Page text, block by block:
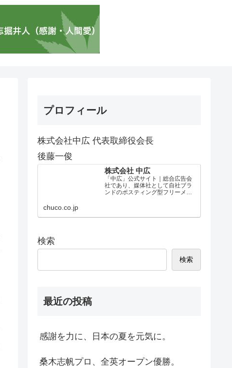
プロフィール
株式会社中広 代表取締役会長
後藤一俊
株式会社 中広
「中広」公式サイト｜総合広告会
社であり、媒体社として自社ブラ
ンドのポスティング型フリーメデ
chuco.co.jp
検索
検索
最近の投稿
感謝を力に、日本の夏を元気に。
桑木志帆プロ、全英オープン優勝。